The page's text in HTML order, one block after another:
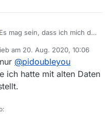
Es mag sein, dass ich mich da
in dem Thread?
Sendungen mit einem
finden, wird das falsch
gibt es das verlinkte
alten Sendungen überhaupt
am 20. Aug. 2020, 10:06
editiert von
@pidoubleyou
ich hatte mit alten Daten